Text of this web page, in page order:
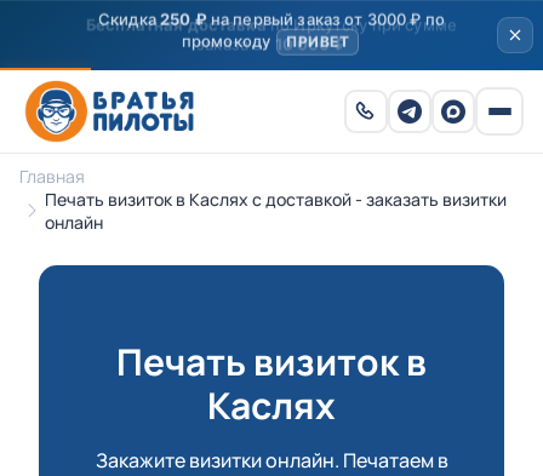
Скидка250 ₽ на первый заказ от 3000 ₽ по
промокоду
ПРИВЕТ
Главная
Печать визиток в Каслях с доставкой - заказать визитки
онлайн
Печать визиток в
Каслях
Закажите визитки онлайн. Печатаем в